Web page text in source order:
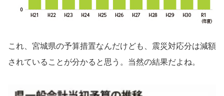
これ、宮城県の予算措置なんだけども、震災対応分は減額
されていることが分かると思う。当然の結果だよね。